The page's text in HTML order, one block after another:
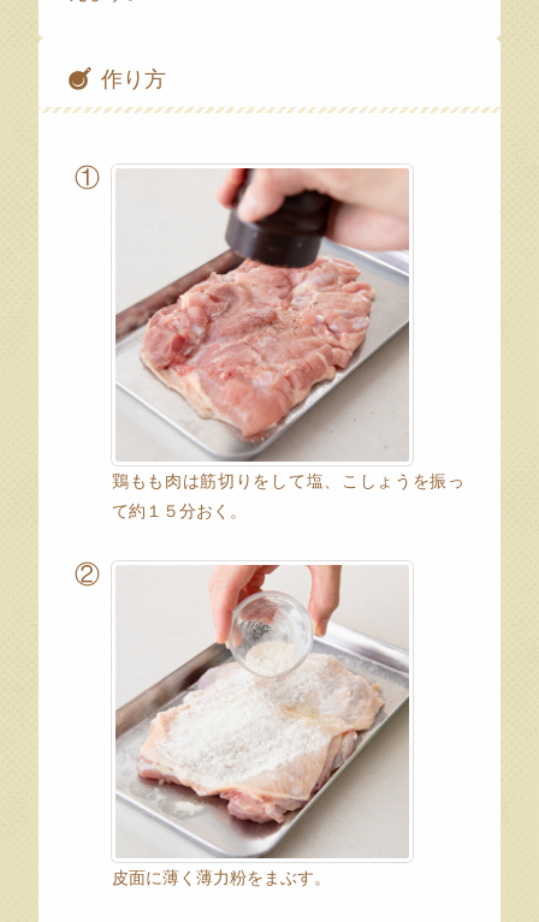
作り方
①
鶏もも肉は筋切りをして塩、こしょうを振っ
て約１５分おく。
②
皮面に薄く薄力粉をまぶす。